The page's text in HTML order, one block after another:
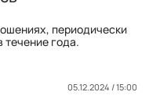
периодически
течение года.
05.12.2024 / 15:00